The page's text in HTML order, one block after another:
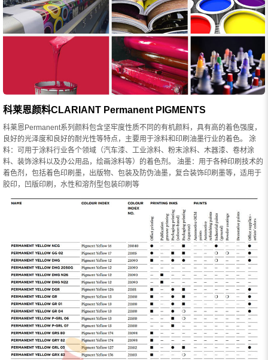
科莱恩颜料CLARIANT Permanent PIGMENTS
科莱恩Permanent系列颜料包含坚牢度性质不同的有机颜料，具有高的着色强度，
良好的光泽度和良好的耐光性等特点，主要用于涂料和印刷油墨行业的着色。 涂
料：可用于涂料行业各个领域（汽车漆、工业涂料、粉末涂料、木器漆、卷材涂
料、装饰涂料以及办公用品，绘画涂料等）的着色剂。 油墨：用于各种印刷技术的
着色剂，包括着色印刷墨，出版物、包装及防伪油墨，复合装饰印刷墨等，适用于
胶印，凹版印刷，水性和溶剂型包装印刷等